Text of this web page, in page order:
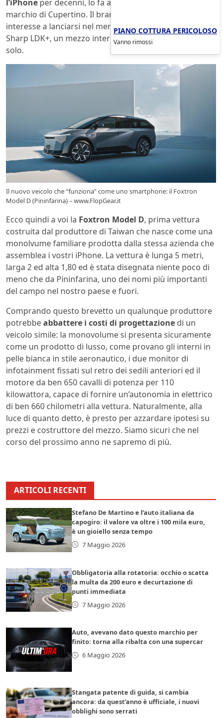
l’iPhone per decenni, lo fa ancora, collaborando con il
marchio di Cupertino. Il brand di recente ha espresso
interesse a lanciarsi nel mercato delle auto lanciando lo
Sharp LDK+, un mezzo interessante e moderno. Ma non
solo.
Il nuovo veicolo che “funziona” come uno smartphone: il Foxtron
Model D (Pininfarina) – www.FlopGear.it
Ecco quindi a voi la Foxtron Model D, prima vettura
costruita dal produttore di Taiwan che nasce come una
monolvume familiare prodotta dalla stessa azienda che
assemblea i vostri iPhone. La vettura è lunga 5 metri,
larga 2 ed alta 1,80 ed è stata disegnata niente poco di
meno che da Pininfarina, uno dei nomi più importanti
del campo nel nostro paese e fuori.
Comprando questo brevetto un qualunque produttore
potrebbeabbattere i costi di progettazione di un
veicolo simile: la monovolume si presenta sicuramente
come un prodotto di lusso, come provano gli interni in
pelle bianca in stile aeronautico, i due monitor di
infotainment fissati sul retro dei sedili anteriori ed il
motore da ben 650 cavalli di potenza per 110
kilowattora, capace di fornire un’autonomia in elettrico
di ben 660 chilometri alla vettura. Naturalmente, alla
luce di quanto detto, è presto per azzardare ipotesi su
prezzi e costruttore del mezzo. Siamo sicuri che nel
corso del prossimo anno ne sapremo di più.
ARTICOLI RECENTI
Stefano De Martino e l’auto italiana da
capogiro: il valore va oltre i 100 mila euro,
è un gioiello senza tempo
7 Maggio 2026
Obbligatoria alla rotatoria: occhio o scatta
la multa da 200 euro e decurtazione di
punti immediata
7 Maggio 2026
Auto, avevano dato questo marchio per
finito: torna alla ribalta con una supercar
6 Maggio 2026
Stangata patente di guida, si cambia
ancora: da quest’anno è ufficiale, i nuovi
obblighi sono serrati
PIANO COTTURA PERICOLOSO
Vanno rimossi